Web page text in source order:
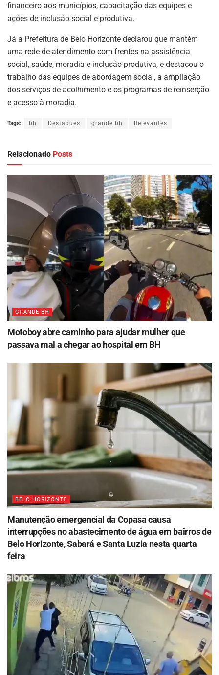
financeiro aos municípios, capacitação das equipes e
ações de inclusão social e produtiva.
Já a Prefeitura de Belo Horizonte declarou que mantém
uma rede de atendimento com frentes na assistência
social, saúde, moradia e inclusão produtiva, e destacou o
trabalho das equipes de abordagem social, a ampliação
dos serviços de acolhimento e os programas de reinserção
e acesso à moradia.
Tags: bh Destaques grande bh Relevantes
Relacionado Posts
GRANDE BH
Motoboy abre caminho para ajudar mulher que
passava mal a chegar ao hospital em BH
BELO HORIZONTE
Manutenção emergencial da Copasa causa
interrupções no abastecimento de água em bairros de
Belo Horizonte, Sabará e Santa Luzia nesta quarta-
feira